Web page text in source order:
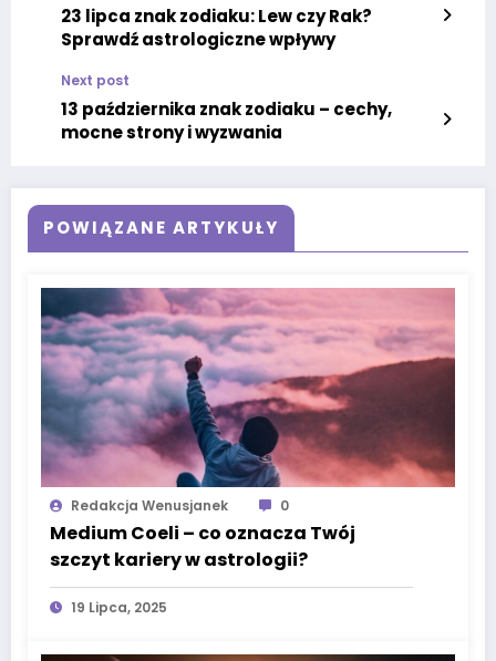
23 lipca znak zodiaku: Lew czy Rak?
Sprawdź astrologiczne wpływy
Next post
13 października znak zodiaku – cechy,
mocne strony i wyzwania
POWIĄZANE ARTYKUŁY
Redakcja Wenusjanek 0
Medium Coeli – co oznacza Twój
szczyt kariery w astrologii?
19 Lipca, 2025